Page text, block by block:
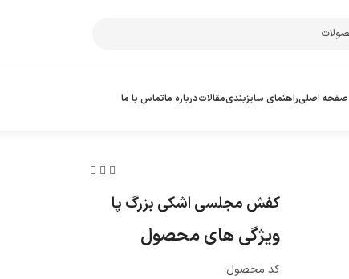
صفحه اصلیراهنمای سایزبندیمقالاتدرباره ماتماس با ما
کفش مجلسی اشکی بزرگ پا
ویژگی های محصول
کد محصول: